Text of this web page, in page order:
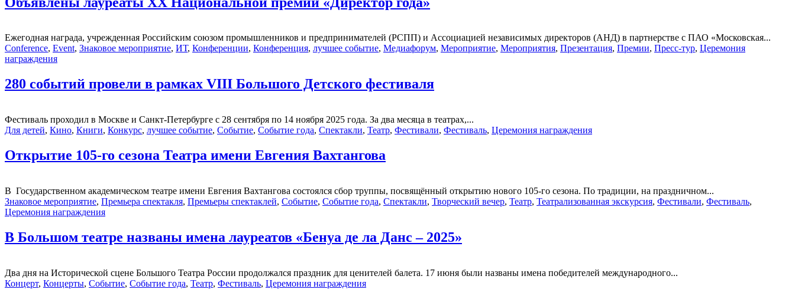
Ежегодная награда, учрежденная Российским союзом промышленников и предпринимателей (РСПП) и Ассоциацией независимых директоров (АНД) в партнерстве с ПАО «Московская...
Conference, Event, Знаковое мероприятие, ИТ, Конференции, Конференция, лучшее событие, Медиафорум, Мероприятие, Мероприятия, Презентация, Премии, Пресс-тур, Церемония
награждения
280 событий провели в рамках VIII Большого Детского фестиваля
Фестиваль проходил в Москве и Санкт-Петербурге с 28 сентября по 14 ноября 2025 года. За два месяца в театрах,...
Для детей, Кино, Книги, Конкурс, лучшее событие, Событие, Событие года, Спектакли, Театр, Фестивали, Фестиваль, Церемония награждения
Открытие 105-го сезона Театра имени Евгения Вахтангова
В Государственном академическом театре имени Евгения Вахтангова состоялся сбор труппы, посвящённый открытию нового 105-го сезона. По традиции, на праздничном...
Знаковое мероприятие, Премьера спектакля, Премьеры спектаклей, Событие, Событие года, Спектакли, Творческий вечер, Театр, Театрализованная экскурсия, Фестивали, Фестиваль,
Церемония награждения
В Большом театре названы имена лауреатов «Бенуа де ла Данс – 2025»
Два дня на Исторической сцене Большого Театра России продолжался праздник для ценителей балета. 17 июня были названы имена победителей международного...
Концерт, Концерты, Событие, Событие года, Театр, Фестиваль, Церемония награждения